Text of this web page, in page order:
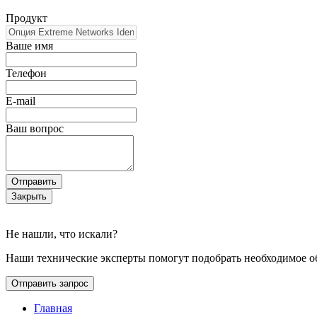
Продукт
Ваше имя
Телефон
E-mail
Ваш вопрос
Отправить
Закрыть
Не нашли, что искали?
Наши технические эксперты помогут подобрать необходимое
Отправить запрос
Главная